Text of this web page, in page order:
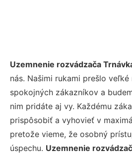
Uzemnenie rozvádzača
nás. Našimi rukami prešlo
spokojných zákazníkov a
nim pridáte aj vy. Každému
prispôsobiť a vyhovieť v
pretože vieme, že osobný
úspechu. Uzemnenie